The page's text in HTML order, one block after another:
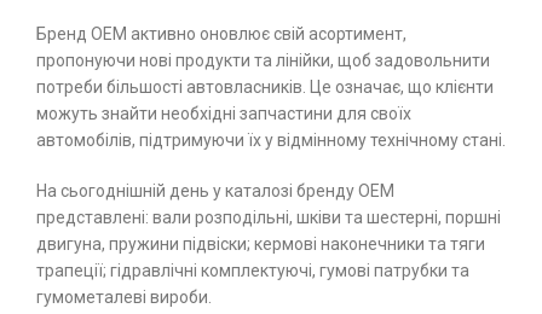
Бренд ОЕМ активно оновлює свій асортимент,
пропонуючи нові продукти та лінійки, щоб задовольнити
потреби більшості автовласників. Це означає, що клієнти
можуть знайти необхідні запчастини для своїх
автомобілів, підтримуючи їх у відмінному технічному стані.
На сьогоднішній день у каталозі бренду ОЕМ
представлені: вали розподільні, шківи та шестерні, поршні
двигуна, пружини підвіски; кермові наконечники та тяги
трапеції; гідравлічні комплектуючі, гумові патрубки та
гумометалеві вироби.